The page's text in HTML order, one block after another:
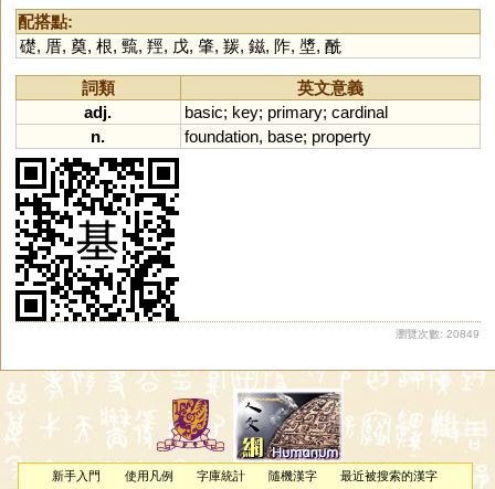
配搭點:
礎, 厝, 奠, 根, 巰, 羥, 戊, 肇, 羰, 鎡, 阼, 墏, 酰
詞類
英文意義
adj.
basic; key; primary; cardinal
n.
foundation, base; property
瀏覽次數: 20849
新手入門 使用凡例 字庫統計 隨機漢字 最近被搜索的漢字